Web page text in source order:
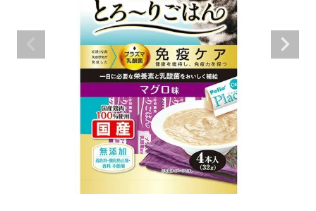
ご利用案内
ACCOUNT MENU
ようこそ ゲスト 様
person 新規会員登録